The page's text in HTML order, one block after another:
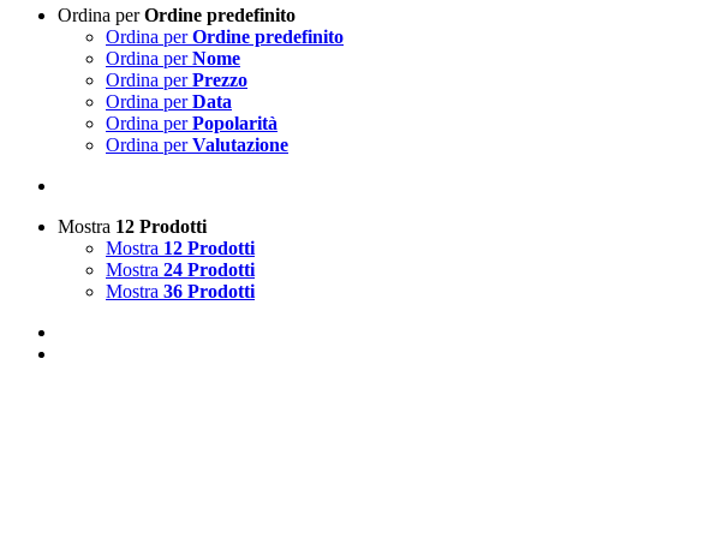
Ordina perOrdine predefinito
Ordina perOrdine predefinito
Ordina perNome
Ordina perPrezzo
Ordina perData
Ordina perPopolarità
Ordina perValutazione
Mostra 12 Prodotti
Mostra 12 Prodotti
Mostra 24 Prodotti
Mostra 36 Prodotti